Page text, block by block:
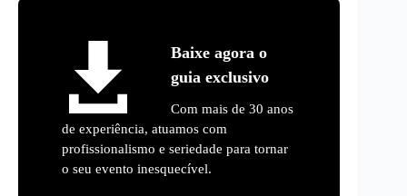
Baixe agora o
guia exclusivo
Com mais de 30 anos
de experiência, atuamos com
profissionalismo e seriedade para tornar
o seu evento inesquecível.